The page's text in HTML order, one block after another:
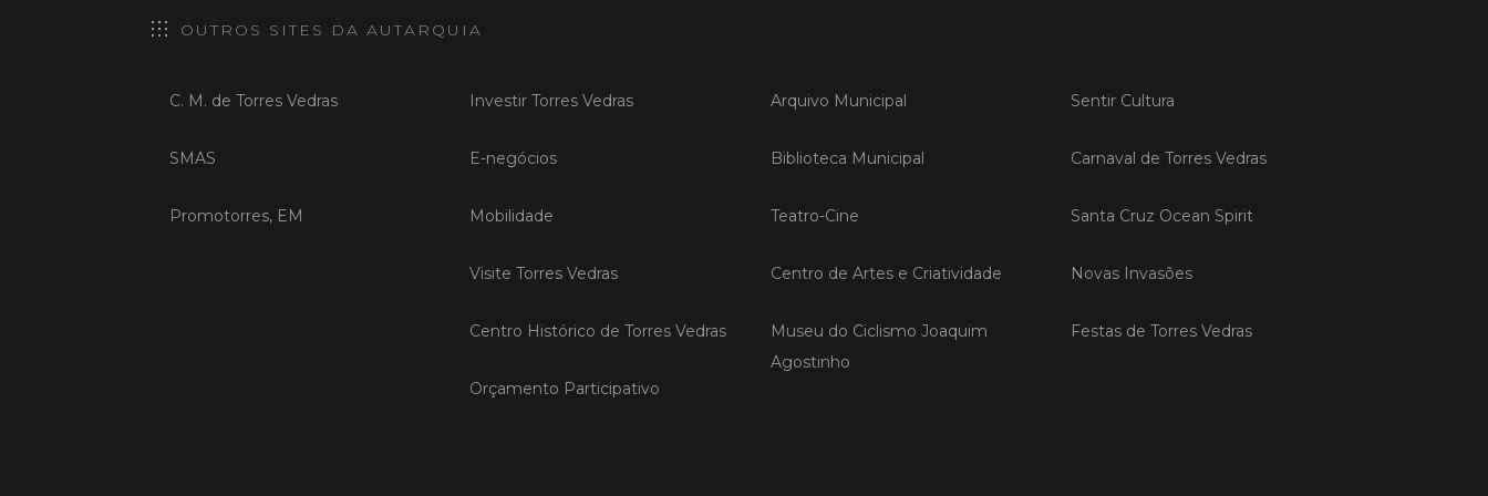
sobre recuperação de
recuperação das vinhas e das infraestruturas
extrema que atingiram a região Oeste. A
com o apoio da C
OUTROS SITES DA AUTARQUIA
C. M. de Torres Vedras
SMAS
Promotorres, EM
Investir Torres Vedras
E-negócios
Mobilidade
Visite Torres Vedras
Centro Histórico de Torres Vedras
Orçamento Participativo
Arquivo Municipal
Biblioteca Municipal
Teatro-Cine
Centro de Artes e Criatividade
Museu do Ciclismo Joaquim
Agostinho
Sentir Cultura
Carnaval de Torres Vedras
Santa Cruz Ocean Spirit
Novas Invasões
Festas de Torres Vedras